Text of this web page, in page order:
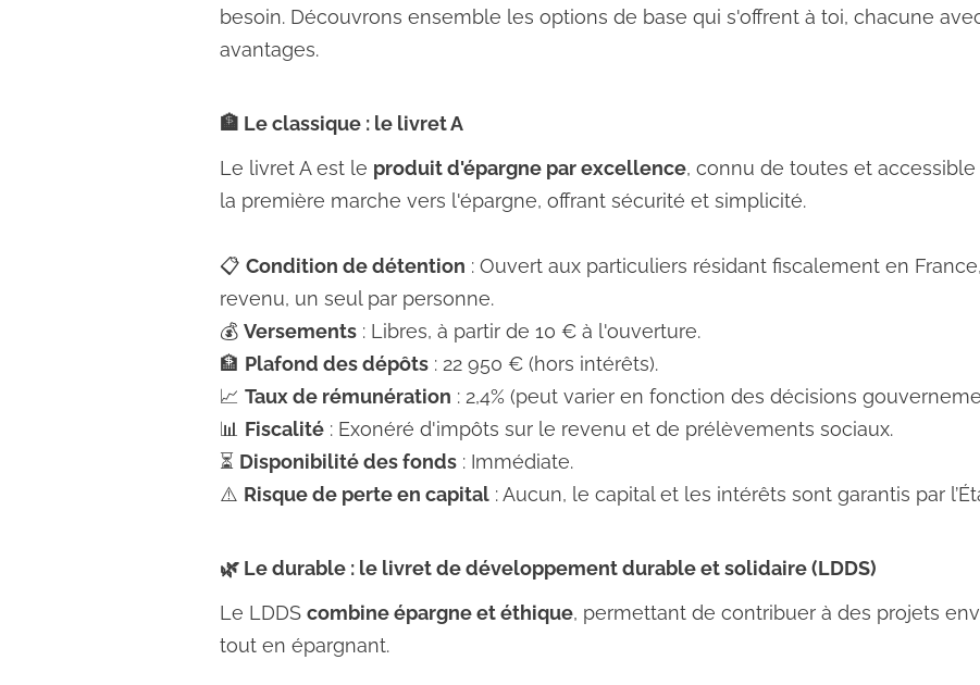
besoin. Découvrons ensemble les options de base qui s'offrent à toi, chacune
avantages.
🏦 Le classique : le livret A
Le livret A est le produit d'épargne par excellence, connu de toutes et
la première marche vers l'épargne, offrant sécurité et simplicité.
📋 Condition de détention : Ouvert aux particuliers résidant fiscalement en
revenu, un seul par personne.
💰 Versements : Libres, à partir de 10 € à l'ouverture.
🏦 Plafond des dépôts : 22 950 € (hors intérêts).
📈 Taux de rémunération : 2,4% (peut varier en fonction des décisions
📊 Fiscalité : Exonéré d'impôts sur le revenu et de prélèvements sociaux.
⏳ Disponibilité des fonds : Immédiate.
⚠️ Risque de perte en capital : Aucun, le capital et les intérêts sont garantis par
🌿 Le durable : le livret de développement durable et solidaire (LDDS)
Le LDDS combine épargne et éthique, permettant de contribuer à des projets
tout en épargnant.